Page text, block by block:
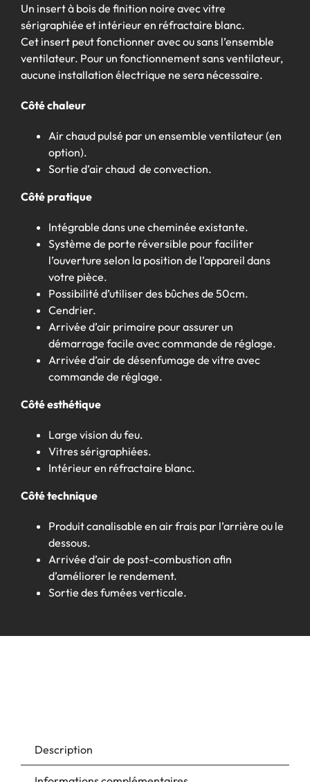
Un insert à bois de finition noire avec vitre
sérigraphiée et intérieur en réfractaire blanc.
Cet insert peut fonctionner avec ou sans l’ensemble
ventilateur. Pour un fonctionnement sans ventilateur,
aucune installation électrique ne sera nécessaire.
Côté chaleur
Air chaud pulsé par un ensemble ventilateur (en
option).
Sortie d’air chaud de convection.
Côté pratique
Intégrable dans une cheminée existante.
Système de porte réversible pour faciliter
l’ouverture selon la position de l’appareil dans
votre pièce.
Possibilité d’utiliser des bûches de 50cm.
Cendrier.
Arrivée d’air primaire pour assurer un
démarrage facile avec commande de réglage.
Arrivée d’air de désenfumage de vitre avec
commande de réglage.
Côté esthétique
Large vision du feu.
Vitres sérigraphiées.
Intérieur en réfractaire blanc.
Côté technique
Produit canalisable en air frais par l’arrière ou le
dessous.
Arrivée d’air de post-combustion afin
d’améliorer le rendement.
Sortie des fumées verticale.
Description